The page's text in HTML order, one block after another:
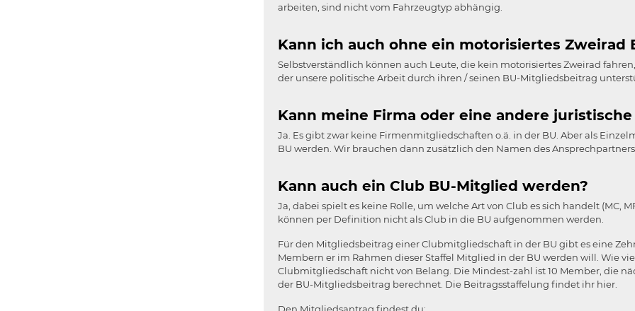
arbeiten, sind nicht vom Fahrzeugtyp abhängig.
Kann ich auch ohne ein motorisiertes Zweirad
Selbstverständlich können auch Leute, die kein motorisiertes Zweirad
der unsere politische Arbeit durch ihren / seinen BU-Mitgliedsbeitrag
Kann meine Firma oder eine andere
Ja. Es gibt zwar keine Firmenmitgliedschaften o.ä. in der BU. Aber als
BU werden. Wir brauchen dann zusätzlich den Namen des
Kann auch ein Club BU-Mitglied werden?
Ja, dabei spielt es keine Rolle, um welche Art von Club es sich handelt (MC,
können per Definition nicht als Club in die BU aufgenommen werden.
Für den Mitgliedsbeitrag einer Clubmitgliedschaft in der BU gibt es eine
Membern er im Rahmen dieser Staffel Mitglied in der BU werden will. Wie
Clubmitgliedschaft nicht von Belang. Die Mindest-zahl ist 10 Member, die
der BU-Mitgliedsbeitrag berechnet. Die Beitragsstaffelung findet ihr hier.
Den Mitgliedsantrag findest du: